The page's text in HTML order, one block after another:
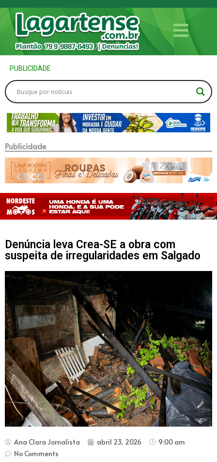
PUBLICIDADE
Publicidade
Denúncia leva Crea-SE a obra com
suspeita de irregularidades em Salgado
Ana Clara Jornalista abril 23, 2026
9:00 am
No Comments